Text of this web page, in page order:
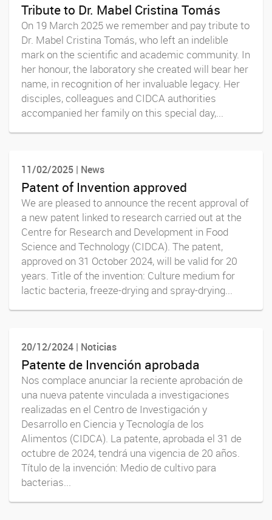
Tribute to Dr. Mabel Cristina Tomás
On 19 March 2025 we remember and pay tribute to
Dr. Mabel Cristina Tomás, who left an indelible
mark on the scientific and academic community. In
her honour, the laboratory she created will bear her
name, in recognition of her invaluable legacy. Her
disciples, colleagues and CIDCA authorities
accompanied her family on this special day,...
11/02/2025 | News
Patent of Invention approved
We are pleased to announce the recent approval of
a new patent linked to research carried out at the
Centre for Research and Development in Food
Science and Technology (CIDCA). The patent,
approved on 31 October 2024, will be valid for 20
years. Title of the invention: Culture medium for
lactic bacteria, freeze-drying and spray-drying...
20/12/2024 | Noticias
Patente de Invención aprobada
Nos complace anunciar la reciente aprobación de
una nueva patente vinculada a investigaciones
realizadas en el Centro de Investigación y
Desarrollo en Ciencia y Tecnología de los
Alimentos (CIDCA). La patente, aprobada el 31 de
octubre de 2024, tendrá una vigencia de 20 años.
Título de la invención: Medio de cultivo para
bacterias...